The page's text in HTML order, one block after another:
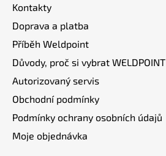
Kontakty
Doprava a platba
Příběh Weldpoint
Důvody, proč si vybrat WELDPOINT
Autorizovaný servis
Obchodní podmínky
Podmínky ochrany osobních údajů
Moje objednávka